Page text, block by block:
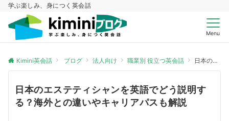
学ぶ楽しみ、身につく英会話
Menu
Kimini英会話 ブログ 法人向け 職業別 役立つ英会話 日本のエステティシャンを英語でどう説明する？海外との違いやキャリアパスも解説
日本のエステティシャンを英語でどう説明す
る？海外との違いやキャリアパスも解説